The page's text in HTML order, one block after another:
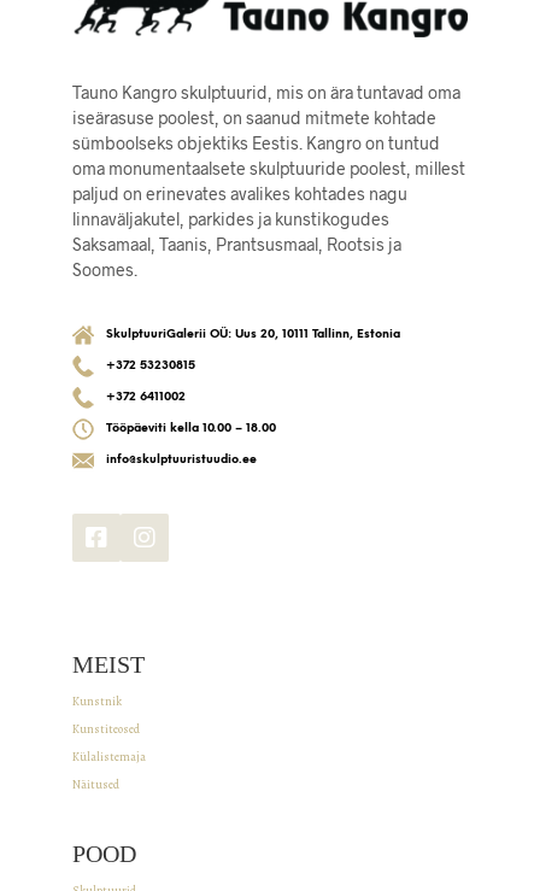
Tauno Kangro skulptuurid, mis on ära tuntavad oma
iseärasuse poolest, on saanud mitmete kohtade
sümboolseks objektiks Eestis. Kangro on tuntud
oma monumentaalsete skulptuuride poolest, millest
paljud on erinevates avalikes kohtades nagu
linnaväljakutel, parkides ja kunstikogudes
Saksamaal, Taanis, Prantsusmaal, Rootsis ja
Soomes.
SkulptuuriGalerii OÜ: Uus 20, 10111 Tallinn, Estonia
+372 53230815
+372 6411002
Tööpäeviti kella 10.00 – 18.00
info@skulptuuristuudio.ee
MEIST
Kunstnik
Kunstiteosed
Külalistemaja
Näitused
POOD